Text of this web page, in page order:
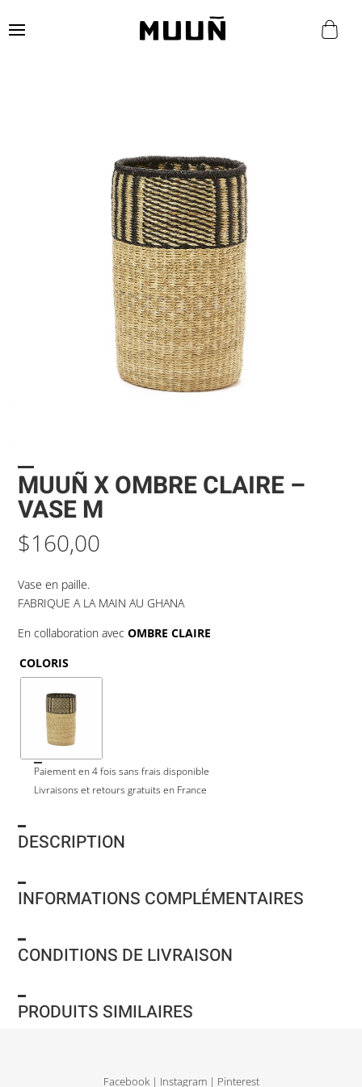
MUUÑ X OMBRE CLAIRE –
VASE M
$160,00
Vase en paille.
FABRIQUE A LA MAIN AU GHANA
En collaboration avecOMBRE CLAIRE
COLORIS
Paiement en 4 fois sans frais disponible
Livraisons et retours gratuits en France
DESCRIPTION
INFORMATIONS COMPLÉMENTAIRES
CONDITIONS DE LIVRAISON
PRODUITS SIMILAIRES
Facebook | Instagram | Pinterest